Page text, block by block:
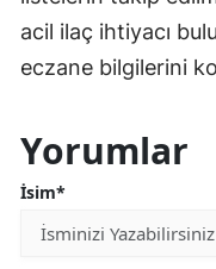
acil ilaç ihtiyacı
eczane bilgilerini
Yorumlar
İsim*